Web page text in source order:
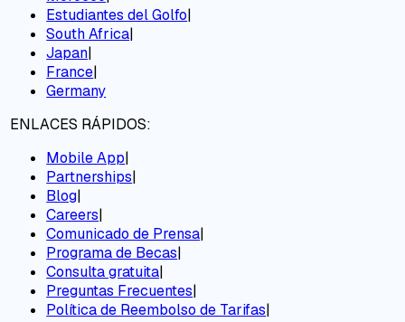
Estudiantes del Golfo|
South Africa|
Japan|
France|
Germany
ENLACES RÁPIDOS:
Mobile App|
Partnerships|
Blog|
Careers|
Comunicado de Prensa|
Programa de Becas|
Consulta gratuita|
Preguntas Frecuentes|
Política de Reembolso de Tarifas|